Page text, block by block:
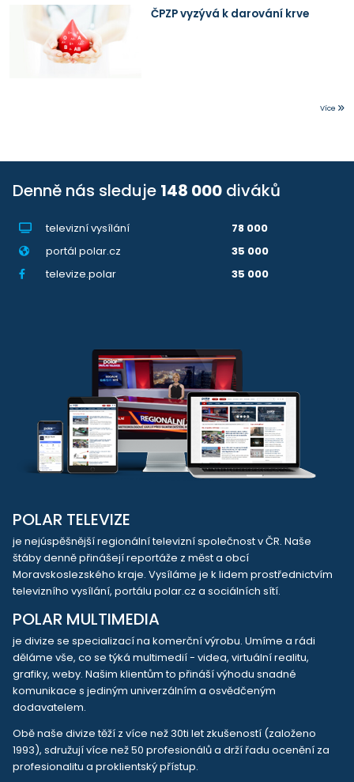
ČPZP vyzývá k darování krve
Více
Denně nás sleduje 148 000 diváků
televizní vysílání
78 000
portál polar.cz
35 000
televize.polar
35 000
POLAR TELEVIZE
je nejúspěšnější regionální televizní společnost v ČR. Naše
štáby denně přinášejí reportáže z měst a obcí
Moravskoslezského kraje. Vysíláme je k lidem prostřednictvím
televizního vysílání, portálu polar.cz a sociálních sítí.
POLAR MULTIMEDIA
je divize se specializací na komerční výrobu. Umíme a rádi
děláme vše, co se týká multimedií - videa, virtuální realitu,
grafiky, weby. Našim klientům to přináší výhodu snadné
komunikace s jediným univerzálním a osvědčeným
dodavatelem.
Obě naše divize těží z více než 30ti let zkušeností (založeno
1993), sdružují více než 50 profesionálů a drží řadu ocenění za
profesionalitu a proklientský přístup.